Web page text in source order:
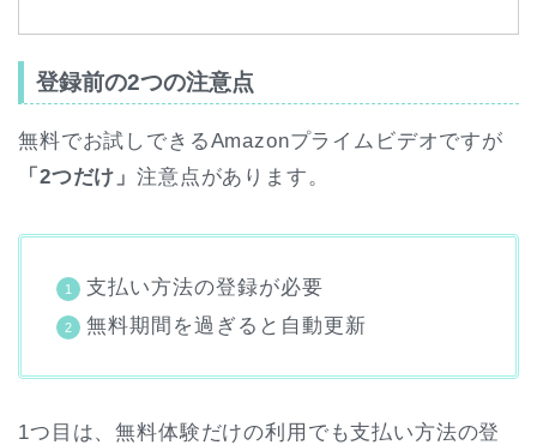
登録前の2つの注意点
無料でお試しできるAmazonプライムビデオですが
「2つだけ」注意点があります。
支払い方法の登録が必要
無料期間を過ぎると自動更新
1つ目は、無料体験だけの利用でも支払い方法の登